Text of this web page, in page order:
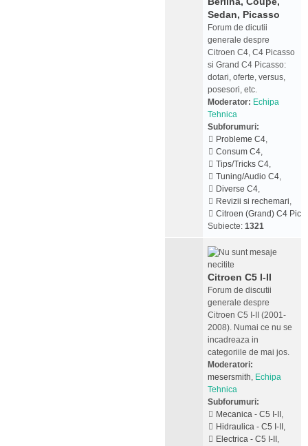
Sedan, Picasso
Forum de dicutii
generale despre
Citroen C4, C4 Picasso
si Grand C4 Picasso:
dotari, oferte, versus,
posesori, etc.
Moderator: Echipa
Tehnica
Subforumuri:
Probleme C4,
Consum C4,
Tips/Tricks C4,
Tuning/Audio C4,
Diverse C4,
Revizii si rechemari,
Citroen (Grand) C4
Subiecte: 1321
Citroen C5 I-II
Forum de discutii
generale despre
Citroen C5 I-II (2001-
2008). Numai ce nu se
incadreaza in
categoriile de mai jos.
Moderatori:
mesersmith, Echipa
Tehnica
Subforumuri:
Mecanica - C5 I-II ,
Hidraulica - C5 I-II ,
Electrica - C5 I-II ,